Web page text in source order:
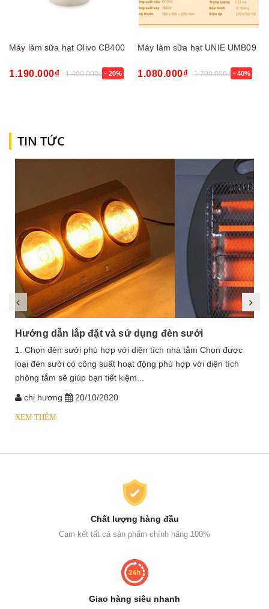
Máy làm sữa hạt Olivo CB400
1.190.000₫ 1.490.000₫ - 20%
Máy làm sữa hạt UNIE UMB09
1.080.000₫ 1.790.000₫ - 40%
TIN TỨC
Hướng dẫn lắp đặt và sử dụng đèn sưởi
1. Chọn đèn sưởi phù hợp với diện tích nhà tắm Chọn được
loại đèn sưởi có công suất hoạt động phù hợp với diện tích
phòng tắm sẽ giúp bạn tiết kiệm...
chị hương 20/10/2020
XEM THÊM
Chất lượng hàng đầu
Cam kết tất cả sản phẩm chính hãng 100%
Giao hàng siêu nhanh